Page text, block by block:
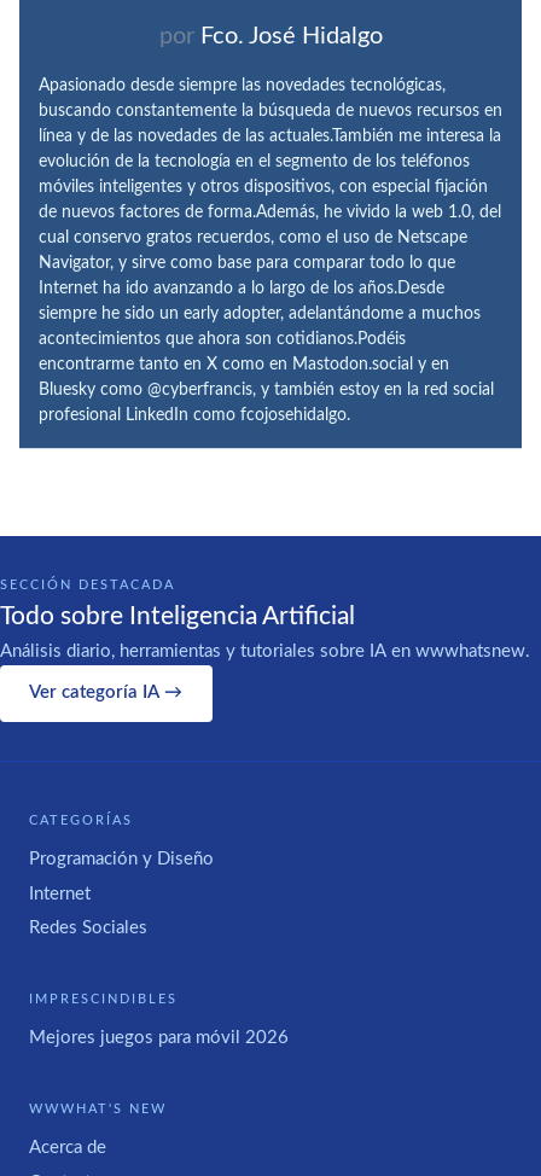
por Fco. José Hidalgo
Apasionado desde siempre las novedades tecnológicas,
buscando constantemente la búsqueda de nuevos recursos en
línea y de las novedades de las actuales.También me interesa la
evolución de la tecnología en el segmento de los teléfonos
móviles inteligentes y otros dispositivos, con especial fijación
de nuevos factores de forma.Además, he vivido la web 1.0, del
cual conservo gratos recuerdos, como el uso de Netscape
Navigator, y sirve como base para comparar todo lo que
Internet ha ido avanzando a lo largo de los años.Desde
siempre he sido un early adopter, adelantándome a muchos
acontecimientos que ahora son cotidianos.Podéis
encontrarme tanto en X como en Mastodon.social y en
Bluesky como @cyberfrancis, y también estoy en la red social
profesional LinkedIn como fcojosehidalgo.
SECCIÓN DESTACADA
Todo sobre Inteligencia Artificial
Análisis diario, herramientas y tutoriales sobre IA en wwwhatsnew.
Ver categoría IA →
CATEGORÍAS
Programación y Diseño
Internet
Redes Sociales
IMPRESCINDIBLES
Mejores juegos para móvil 2026
WWWHAT'S NEW
Acerca de